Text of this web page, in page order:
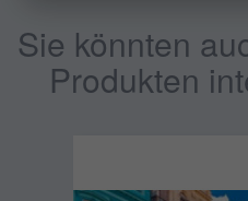
Sie könnten
Produkten